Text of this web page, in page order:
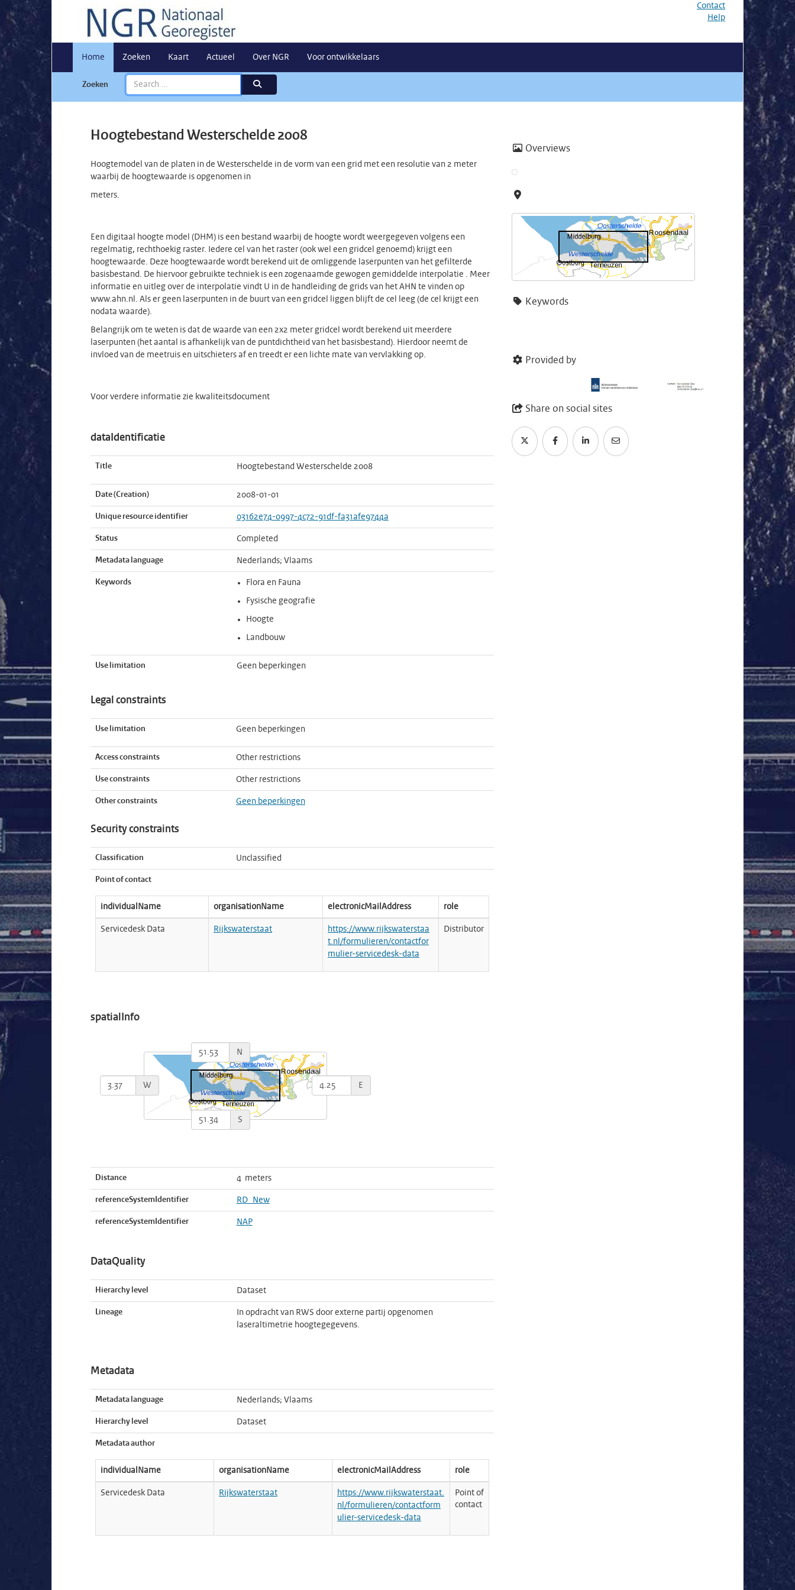
Contact
Help
Home Zoeken Kaart Actueel Over NGR Voor ontwikkelaars
Zoeken
Hoogtebestand Westerschelde 2008
Hoogtemodel van de platen in de Westerschelde in de vorm van een grid met een resolutie van 2 meter
waarbij de hoogtewaarde is opgenomen in
meters.
Een digitaal hoogte model (DHM) is een bestand waarbij de hoogte wordt weergegeven volgens een
regelmatig, rechthoekig raster. Iedere cel van het raster (ook wel een gridcel genoemd) krijgt een
hoogtewaarde. Deze hoogtewaarde wordt berekend uit de omliggende laserpunten van het gefilterde
basisbestand. De hiervoor gebruikte techniek is een zogenaamde gewogen gemiddelde interpolatie . Meer
informatie en uitleg over de interpolatie vindt U in de handleiding de grids van het AHN te vinden op
www.ahn.nl. Als er geen laserpunten in de buurt van een gridcel liggen blijft de cel leeg (de cel krijgt een
nodata waarde).
Belangrijk om te weten is dat de waarde van een 2x2 meter gridcel wordt berekend uit meerdere
laserpunten (het aantal is afhankelijk van de puntdichtheid van het basisbestand). Hierdoor neemt de
invloed van de meetruis en uitschieters af en treedt er een lichte mate van vervlakking op.
Voor verdere informatie zie kwaliteitsdocument
dataIdentificatie
Title Hoogtebestand Westerschelde 2008
Date (Creation) 2008-01-01
Unique resource identifier 03162e74-0997-4c72-91df-fa31afe9744a
Status Completed
Metadata language Nederlands; Vlaams
Keywords Flora en Fauna
Fysische geografie
Hoogte
Landbouw
Use limitation Geen beperkingen
Legal constraints
Use limitation Geen beperkingen
Access constraints Other restrictions
Use constraints Other restrictions
Other constraints Geen beperkingen
Security constraints
Classification Unclassified
Point of contact
individualName organisationName electronicMailAddress role
Servicedesk Data Rijkswaterstaat
https://www.rijkswaterstaa
t.nl/formulieren/contactfor
mulier-servicedesk-data
Distributor
spatialInfo
N
S
E
W
Distance 4 meters
referenceSystemIdentifier RD_New
referenceSystemIdentifier NAP
DataQuality
Hierarchy level Dataset
Lineage
In opdracht van RWS door externe partij opgenomen
laseraltimetrie hoogtegegevens.
Metadata
Metadata language Nederlands; Vlaams
Hierarchy level Dataset
Metadata author
individualName organisationName electronicMailAddress role
Servicedesk Data Rijkswaterstaat
https://www.rijkswaterstaat.
nl/formulieren/contactform
ulier-servicedesk-data
Point of
contact
Overviews
Keywords
Provided by
Share on social sites